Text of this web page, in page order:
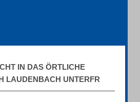
IN DAS ÖRTLICHE
LAUDENBACH UNTERFR